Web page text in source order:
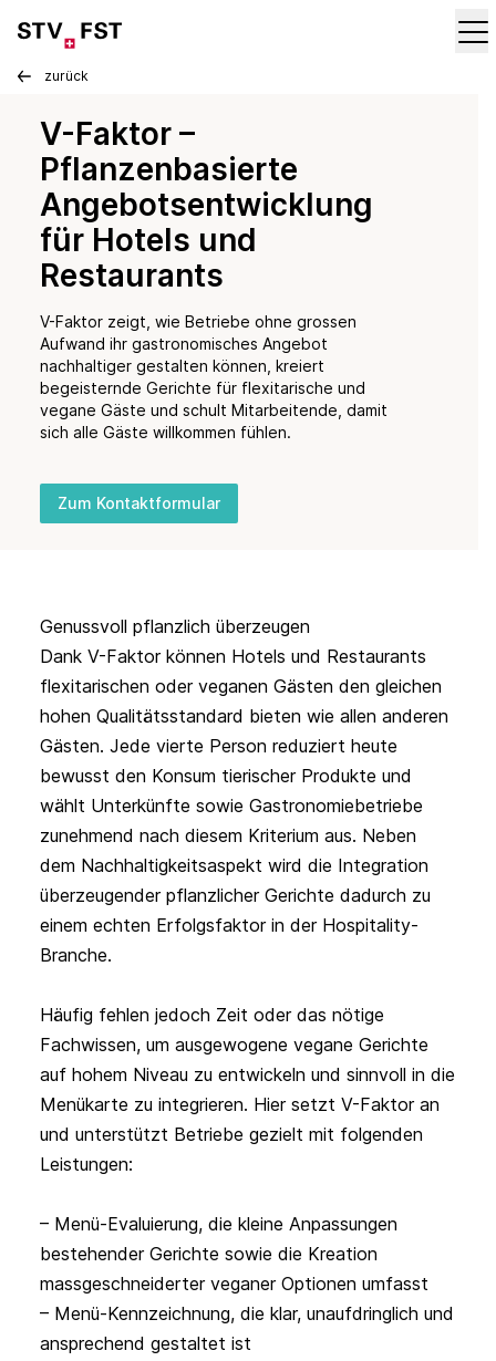
zurück
V-Faktor –
Pflanzenbasierte
Angebotsentwicklung
für Hotels und
Restaurants
V-Faktor zeigt, wie Betriebe ohne grossen
Aufwand ihr gastronomisches Angebot
nachhaltiger gestalten können, kreiert
begeisternde Gerichte für flexitarische und
vegane Gäste und schult Mitarbeitende, damit
sich alle Gäste willkommen fühlen.
Zum Kontaktformular
Genussvoll pflanzlich überzeugen
Dank V-Faktor können Hotels und Restaurants
flexitarischen oder veganen Gästen den gleichen
hohen Qualitätsstandard bieten wie allen anderen
Gästen. Jede vierte Person reduziert heute
bewusst den Konsum tierischer Produkte und
wählt Unterkünfte sowie Gastronomiebetriebe
zunehmend nach diesem Kriterium aus. Neben
dem Nachhaltigkeitsaspekt wird die Integration
überzeugender pflanzlicher Gerichte dadurch zu
einem echten Erfolgsfaktor in der Hospitality-
Branche.
Häufig fehlen jedoch Zeit oder das nötige
Fachwissen, um ausgewogene vegane Gerichte
auf hohem Niveau zu entwickeln und sinnvoll in die
Menükarte zu integrieren. Hier setzt V-Faktor an
und unterstützt Betriebe gezielt mit folgenden
Leistungen:
– Menü-Evaluierung, die kleine Anpassungen
bestehender Gerichte sowie die Kreation
massgeschneiderter veganer Optionen umfasst
– Menü-Kennzeichnung, die klar, unaufdringlich und
ansprechend gestaltet ist